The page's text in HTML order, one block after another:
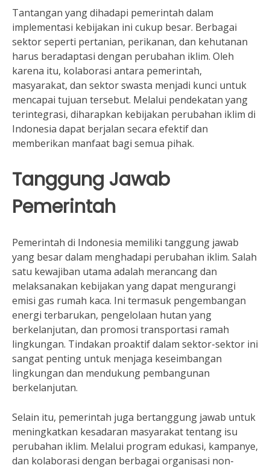
Tantangan yang dihadapi pemerintah dalam
implementasi kebijakan ini cukup besar. Berbagai
sektor seperti pertanian, perikanan, dan kehutanan
harus beradaptasi dengan perubahan iklim. Oleh
karena itu, kolaborasi antara pemerintah,
masyarakat, dan sektor swasta menjadi kunci untuk
mencapai tujuan tersebut. Melalui pendekatan yang
terintegrasi, diharapkan kebijakan perubahan iklim di
Indonesia dapat berjalan secara efektif dan
memberikan manfaat bagi semua pihak.
Tanggung Jawab
Pemerintah
Pemerintah di Indonesia memiliki tanggung jawab
yang besar dalam menghadapi perubahan iklim. Salah
satu kewajiban utama adalah merancang dan
melaksanakan kebijakan yang dapat mengurangi
emisi gas rumah kaca. Ini termasuk pengembangan
energi terbarukan, pengelolaan hutan yang
berkelanjutan, dan promosi transportasi ramah
lingkungan. Tindakan proaktif dalam sektor-sektor ini
sangat penting untuk menjaga keseimbangan
lingkungan dan mendukung pembangunan
berkelanjutan.
Selain itu, pemerintah juga bertanggung jawab untuk
meningkatkan kesadaran masyarakat tentang isu
perubahan iklim. Melalui program edukasi, kampanye,
dan kolaborasi dengan berbagai organisasi non-